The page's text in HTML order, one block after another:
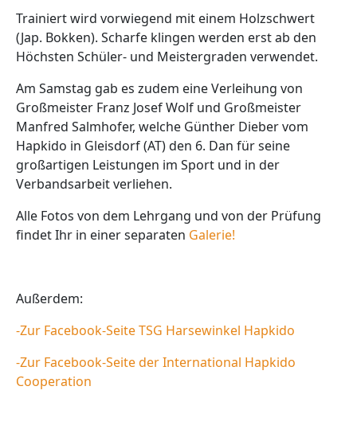
Trainiert wird vorwiegend mit einem Holzschwert
(Jap. Bokken). Scharfe klingen werden erst ab den
Höchsten Schüler- und Meistergraden verwendet.
Am Samstag gab es zudem eine Verleihung von
Großmeister Franz Josef Wolf und Großmeister
Manfred Salmhofer, welche Günther Dieber vom
Hapkido in Gleisdorf (AT) den 6. Dan für seine
großartigen Leistungen im Sport und in der
Verbandsarbeit verliehen.
Alle Fotos von dem Lehrgang und von der Prüfung
findet Ihr in einer separaten Galerie!
Außerdem:
-Zur Facebook-Seite TSG Harsewinkel Hapkido
-Zur Facebook-Seite der International Hapkido
Cooperation